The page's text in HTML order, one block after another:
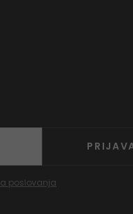
poslovanja